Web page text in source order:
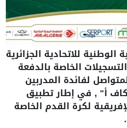
الوطنية للاتحادية الجزائرية
الخاصة بالدفعة
لفائدة المدربين
أ" , في إطار تطبيق
لكرة القدم الخاصة